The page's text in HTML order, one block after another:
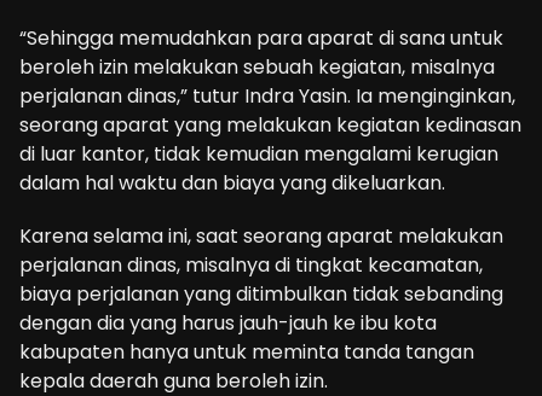
“Sehingga memudahkan para aparat di sana untuk
beroleh izin melakukan sebuah kegiatan, misalnya
perjalanan dinas,” tutur Indra Yasin. Ia menginginkan,
seorang aparat yang melakukan kegiatan kedinasan
di luar kantor, tidak kemudian mengalami kerugian
dalam hal waktu dan biaya yang dikeluarkan.
Karena selama ini, saat seorang aparat melakukan
perjalanan dinas, misalnya di tingkat kecamatan,
biaya perjalanan yang ditimbulkan tidak sebanding
dengan dia yang harus jauh-jauh ke ibu kota
kabupaten hanya untuk meminta tanda tangan
kepala daerah guna beroleh izin.